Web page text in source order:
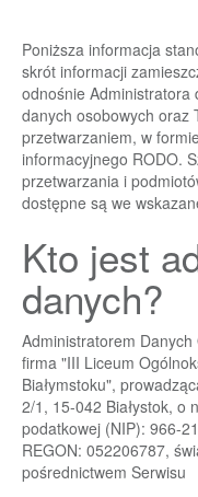
Poniższa informacja
skrót informacji
odnośnie Administratora
danych osobowych oraz
przetwarzaniem, w
informacyjnego RODO.
przetwarzania i
dostępne są we
Kto jest
danych?
Administratorem
firma "III Liceum
Białymstoku",
2/1, 15-042 Białystok, o
podatkowej (NIP): 966-
REGON: 052206787,
pośrednictwem Serwisu